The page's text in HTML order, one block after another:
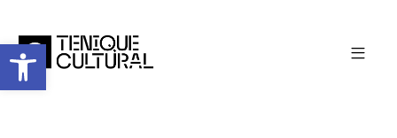
Abrir barra de herramientas